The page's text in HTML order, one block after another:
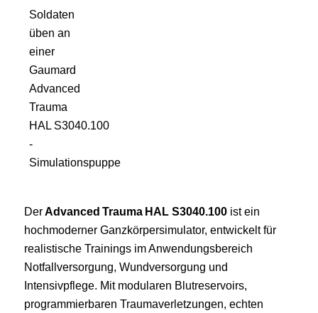
DerAdvanced Trauma HAL S3040.100ist ein
hochmoderner Ganzkörpersimulator, entwickelt für
realistische Trainings im Anwendungsbereich
Notfallversorgung, Wundversorgung und
Intensivpflege. Mit modularen Blutreservoirs,
programmierbaren Traumaverletzungen, echten